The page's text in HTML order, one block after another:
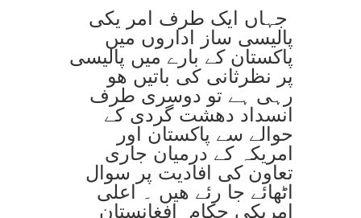
جہاں ایک طرف امر یکی
پالیسی ساز اداروں میں
پاکستان کے بارے میں پالیسی
پر نظرثانی کی باتیں ھو
رہی ہے تو دوسری طرف
انسداد دھشت گردی کے
حوالے سے پاکستان اور
امریکہ کے درمیان جاری
تعاون کی افادیت پر سوال
اٹھائے جا رئے ھیں ۔ اعلی
امریکی حکام افغانستان